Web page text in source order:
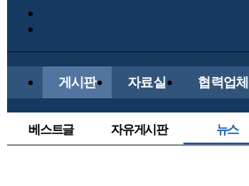
게시판 자료실 협력업체
베스트글 자유게시판 뉴스